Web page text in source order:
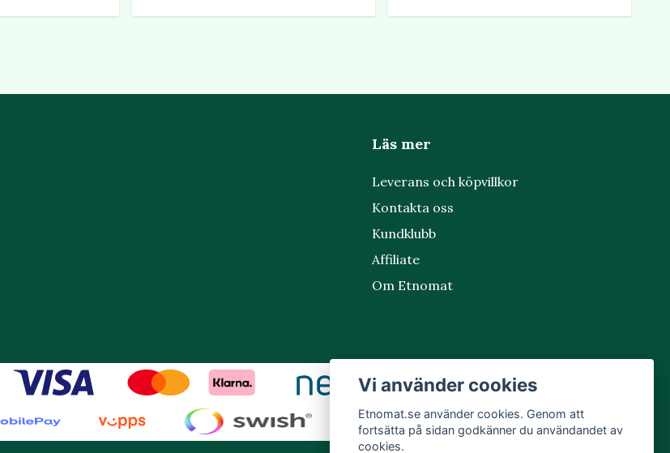
Läs mer
Leverans och köpvillkor
Kontakta oss
Kundklubb
Affiliate
Om Etnomat
Vi använder cookies
Etnomat.se använder cookies. Genom att
fortsätta på sidan godkänner du användandet av
cookies.